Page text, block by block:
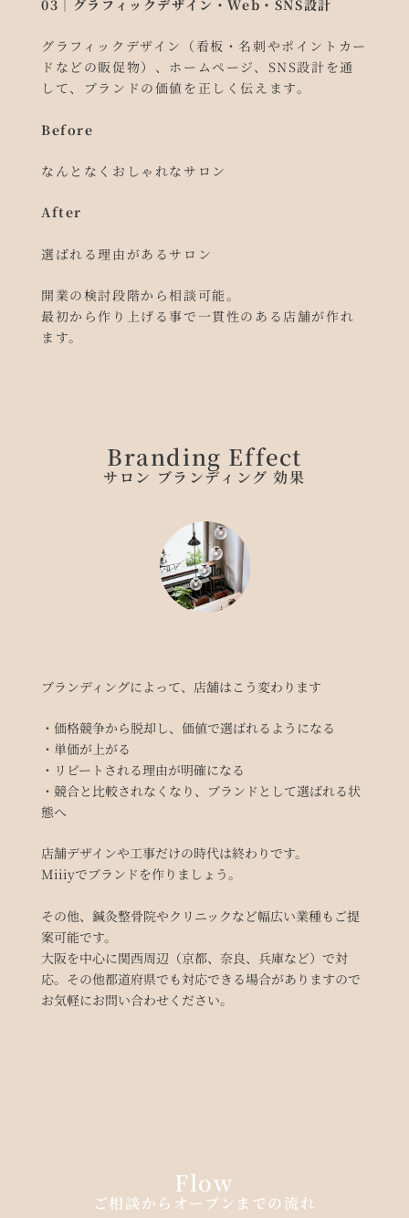
03｜グラフィックデザイン・Web・SNS設計
グラフィックデザイン（看板・名刺やポイントカー
ドなどの販促物）、ホームページ、SNS設計を通
して、ブランドの価値を正しく伝えます。
Before
なんとなくおしゃれなサロン
After
選ばれる理由があるサロン
開業の検討段階から相談可能。
最初から作り上げる事で一貫性のある店舗が作れ
ます。
Branding Effect
サロン ブランディング 効果
ブランディングによって、店舗はこう変わります
・価格競争から脱却し、価値で選ばれるようになる
・単価が上がる
・リピートされる理由が明確になる
・競合と比較されなくなり、ブランドとして選ばれる状
態へ
店舗デザインや工事だけの時代は終わりです。
Miiiyでブランドを作りましょう。
その他、鍼灸整骨院やクリニックなど幅広い業種もご提
案可能です。
大阪を中心に関西周辺（京都、奈良、兵庫など）で対
応。その他都道府県でも対応できる場合がありますので
お気軽にお問い合わせください。
Flow
ご相談からオープンまでの流れ